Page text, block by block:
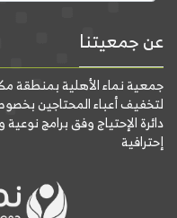
عن جمعيتنا
جمعية نماء الأهلية بمنطقة
لتخفيف أعباء المحتاجين
دائرة الإحتياج وفق برامج
إحترافية